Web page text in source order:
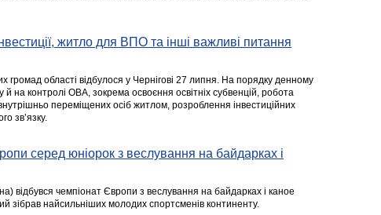
житло для ВПО та інші важливі питання
громад області відбулося у Чернігові 27 липня. На порядку денному
на контролі ОВА, зокрема освоєння освітніх субвенцій, робота
переміщених осіб житлом, розроблення інвестиційних
зв’язку.
серед юніорок з веслування на байдарках і
відбувся чемпіонат Європи з веслування на байдарках і каное
зібрав найсильніших молодих спортсменів континенту.